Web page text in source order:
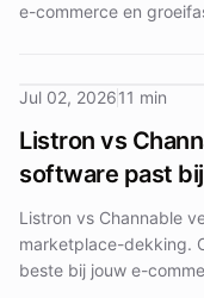
e-commerce en
Jul 02, 202611 min
Listron vs
software past
Listron vs Channable
marketplace-dekking.
beste bij jouw e-